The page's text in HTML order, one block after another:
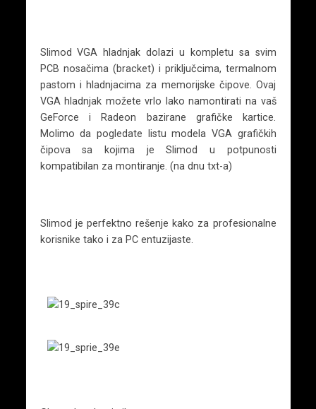
Slimod VGA hladnjak dolazi u kompletu sa svim
PCB nosačima (bracket) i priključcima, termalnom
pastom i hladnjacima za memorijske čipove. Ovaj
VGA hladnjak možete vrlo lako namontirati na vaš
GeForce i Radeon bazirane grafičke kartice.
Molimo da pogledate listu modela VGA grafičkih
čipova sa kojima je Slimod u potpunosti
kompatibilan za montiranje. (na dnu txt-a)
Slimod je perfektno rešenje kako za profesionalne
korisnike tako i za PC entuzijaste.